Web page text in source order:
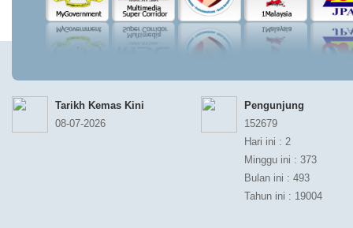
Tarikh Kemas Kini
08-07-2026
Pengunjung
152679
Hari ini : 2
Minggu ini : 373
Bulan ini : 493
Tahun ini : 19004